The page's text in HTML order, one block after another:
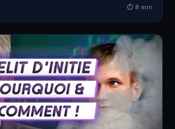
⏱ 8 min